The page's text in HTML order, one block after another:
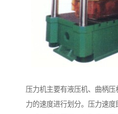
压力机主要有液压机、曲柄
力的速度进行划分。压力速